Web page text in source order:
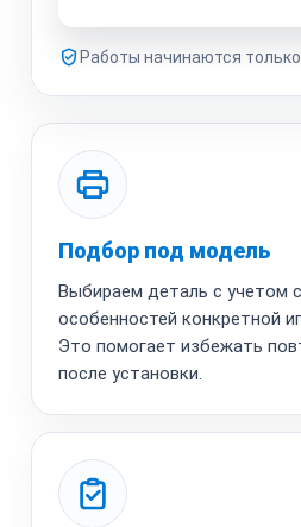
Работы начинаются только
Подбор под модель
Выбираем деталь с учетом
особенностей конкретной
Это помогает избежать
после установки.